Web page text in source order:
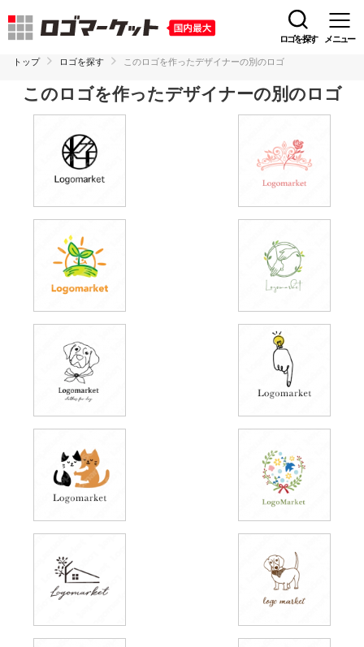
ロゴを探す メニュー
トップ ロゴを探す このロゴを作ったデザイナーの別のロゴ
このロゴを作ったデザイナーの別のロゴ